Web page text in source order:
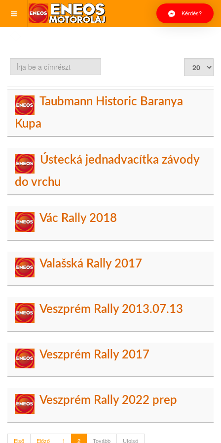
Kérdés?
Írja
a
Taubmann Historic Baranya
Kupa
Ústecká jednadvacítka závody
do vrchu
Vác Rally 2018
Valašská Rally 2017
Veszprém Rally 2013.07.13
Veszprém Rally 2017
Veszprém Rally 2022 prep
Első Előző 1 2 Tovább Utolsó